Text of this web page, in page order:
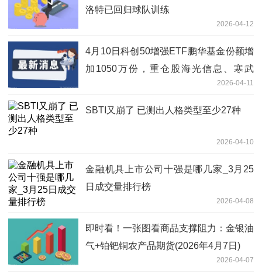
洛特已回归球队训练
2026-04-12
4月10日科创50增强ETF鹏华基金份额增
加1050万份，重仓股海光信息、寒武
2026-04-11
SBTI又崩了 已测出人格类型至少27种
2026-04-10
金融机具上市公司十强是哪几家_3月25
日成交量排行榜
2026-04-08
即时看！一张图看商品支撑阻力：金银油
气+铂钯铜农产品期货(2026年4月7日)
2026-04-07